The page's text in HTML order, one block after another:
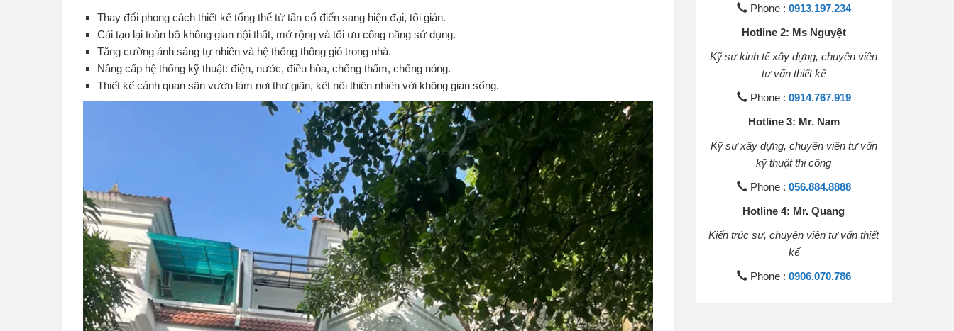
Thay đổi phong cách thiết kế tổng thể từ tân cổ điển sang hiện đại, tối giản.
Cải tạo lại toàn bộ không gian nội thất, mở rộng và tối ưu công năng sử dụng.
Tăng cường ánh sáng tự nhiên và hệ thống thông gió trong nhà.
Nâng cấp hệ thống kỹ thuật: điện, nước, điều hòa, chống thấm, chống nóng.
Thiết kế cảnh quan sân vườn làm nơi thư giãn, kết nối thiên nhiên với không gian sống.
Phone : 0913.197.234
Hotline 2: Ms Nguyệt
Kỹ sư kinh tế xây dựng, chuyên viên
tư vấn thiết kế
Phone : 0914.767.919
Hotline 3: Mr. Nam
Kỹ sư xây dựng, chuyên viên tư vấn
kỹ thuật thi công
Phone : 056.884.8888
Hotline 4: Mr. Quang
Kiến trúc sư, chuyên viên tư vấn thiết
kế
Phone : 0906.070.786